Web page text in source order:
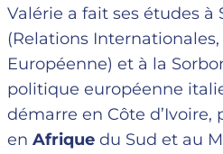
Valérie a fait ses études à
(Relations
Européenne) et à la
politique européenne
démarre en Côte d’Ivoire,
en Afrique du Sud et au